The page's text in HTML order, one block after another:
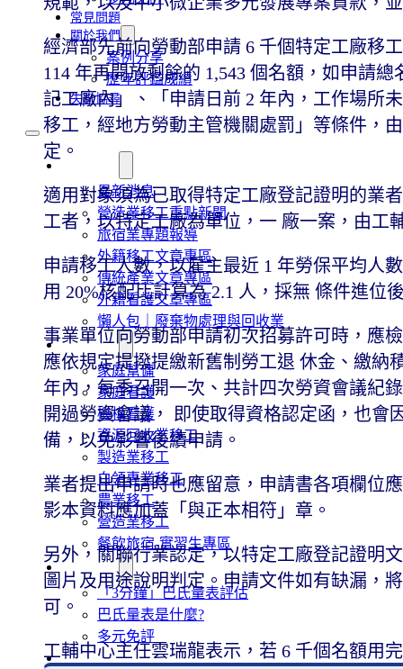
常見問題
關於我們
案例分享
歷年評鑑成績
失聯協尋
最新消息
營造業移工重點新聞
旅宿業專題報導
外籍移工文章專區
傳統產業文章專區
外籍看護文章專區
懶人包｜廢棄物處理與回收業
申請專區
家庭幫傭
家庭看護
機構看護
資源回收業移工
製造業移工
白領專業移工
農業移工
營造業移工
餐飲旅宿-實習生專區
巴氏量表
「3分鐘」巴氏量表評估
巴氏量表是什麼?
多元免評
常見問題
經濟部先前向勞動部申請 6 千個特定工廠移
114 年再開放剩餘的 1,543 個名額，如申請
記工廠內」、「申請日前 2 年內，工作場所
移工，經地方勞動主管機關處罰」等條件，
定。
適用對象須為已取得特定工廠登記證明的業
工者，以特定工廠為單位，一 廠一案，由
申請移工人數，以雇主最近 1 年勞保平均人
用 20%核配比計算為 2.1 人，採無 條件進位
事業單位向勞動部申請初次招募許可時，應
應依規定提撥提繳新舊制勞工退 休金、繳納
年內，每季召開一次、共計四次勞資會議紀
開過勞資會議， 即使取得資格認定函，也
備，以免影響後續申請。
業者提出申請時也應留意，申請書各項欄位
影本資料應加蓋「與正本相符」章。
另外，關聯行業認定，以特定工廠登記證明
圖片及用途說明判定。申請文件如有缺漏，
可。
工輔中心主任雲瑞龍表示，若 6 千個名額用